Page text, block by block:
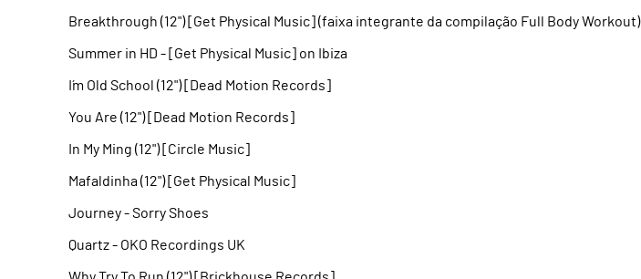
Breakthrough (12") [Get Physical Music] (faixa integrante da compilação Full Body Workout)
Summer in HD - [Get Physical Music] on Ibiza
I´m Old School (12") [Dead Motion Records]
You Are (12") [Dead Motion Records]
In My Ming (12") [Circle Music]
Mafaldinha (12") [Get Physical Music]
Journey - Sorry Shoes
Quartz - OKO Recordings UK